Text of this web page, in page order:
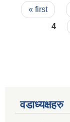
Pages
« first
4
वडाध्यक्षहरु